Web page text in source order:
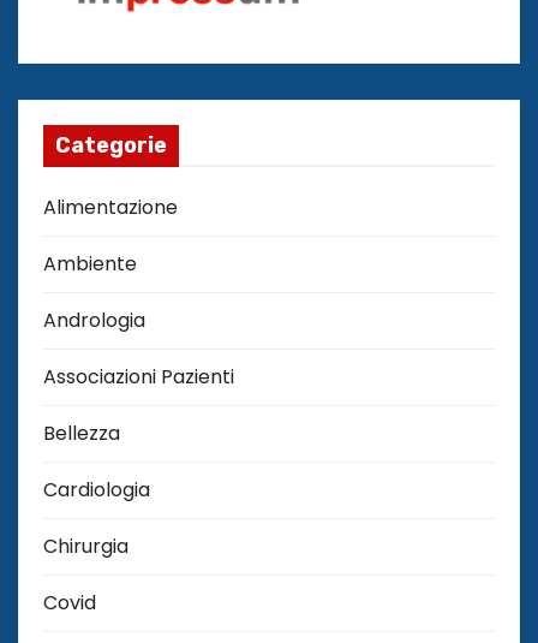
Categorie
Alimentazione
Ambiente
Andrologia
Associazioni Pazienti
Bellezza
Cardiologia
Chirurgia
Covid